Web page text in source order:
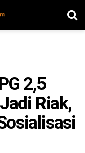
2,5
Riak,